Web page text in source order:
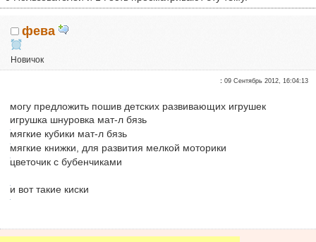
фева
Новичок
:09 Сентябрь 2012, 16:04:13
могу предложить пошив детских развивающих игрушек
игрушка шнуровка мат-л бязь
мягкие кубики мат-л бязь
мягкие книжки, для развития мелкой моторики
цветочик с бубенчиками
и вот такие киски